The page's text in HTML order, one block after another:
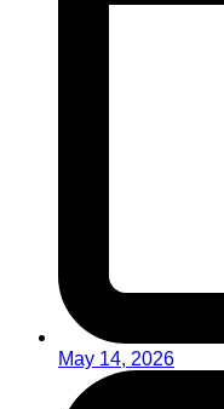
May 14, 2026